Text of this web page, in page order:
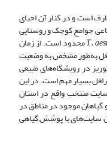
است و در کنار آن احیای
جوامع کوچک و روستایی
T.محدود است. از زمان
به‌طور مشخص به وضعیت
در رویشگاه‌های طبیعی
بسیار مهم است. در این
منتخب واقع در استان
گیاهان موجود در مناطق در
قارچی در میان سایت‌های با پوشش گیاهی